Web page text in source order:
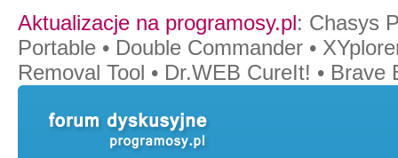
Aktualizacje na programosy.pl: Chasys
Portable • Double Commander •
Removal Tool • Dr.WEB CureIt! • Brave